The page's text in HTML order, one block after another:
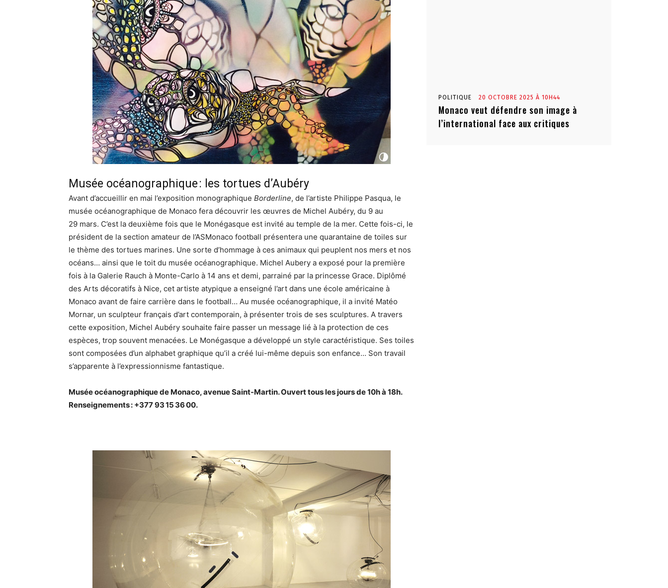
Musée océanographique : les tortues d’Aubéry
Avant d’accueillir en mai l’exposition monographique Borderline, de l’artiste Philippe Pasqua, le
musée océanographique de Monaco fera découvrir les œuvres de Michel Aubéry, du 9 au
29 mars. C’est la deuxième fois que le Monégasque est invité au temple de la mer. Cette fois-ci, le
président de la section amateur de l’ASMonaco football présentera une quarantaine de toiles sur
le thème des tortues marines. Une sorte d’hommage à ces animaux qui peuplent nos mers et nos
océans… ainsi que le toit du musée océanographique. Michel Aubery a exposé pour la première
fois à la Galerie Rauch à Monte-Carlo à 14 ans et demi, parrainé par la princesse Grace. Diplômé
des Arts décoratifs à Nice, cet artiste atypique a enseigné l’art dans une école américaine à
Monaco avant de faire carrière dans le football… Au musée océanographique, il a invité Matéo
Mornar, un sculpteur français d’art contemporain, à présenter trois de ses sculptures. A travers
cette exposition, Michel Aubéry souhaite faire passer un message lié à la protection de ces
espèces, trop souvent menacées. Le Monégasque a développé un style caractéristique. Ses toiles
sont composées d’un alphabet graphique qu’il a créé lui-même depuis son enfance… Son travail
s’apparente à l’expressionnisme fantastique.
Musée océanographique de Monaco, avenue Saint-Martin. Ouvert tous les jours de 10h à 18h.
Renseignements : +377 93 15 36 00.
POLITIQUE 20 OCTOBRE 2025 À 10H44
Monaco veut défendre son image à
l’international face aux critiques